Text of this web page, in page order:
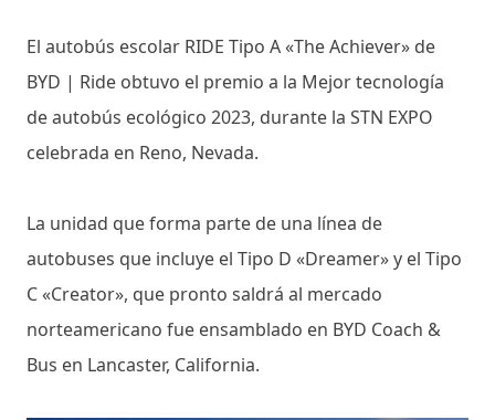
El autobús escolar RIDE Tipo A «The Achiever» de
BYD | Ride obtuvo el premio a la Mejor tecnología
de autobús ecológico 2023, durante la STN EXPO
celebrada en Reno, Nevada.
La unidad que forma parte de una línea de
autobuses que incluye el Tipo D «Dreamer» y el Tipo
C «Creator», que pronto saldrá al mercado
norteamericano fue ensamblado en BYD Coach &
Bus en Lancaster, California.